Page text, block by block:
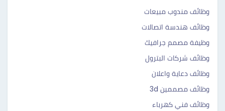
وظائف مندوب مبيعات
وظائف هندسة اتصالات
وظيفة مصمم جرافيك
وظائف شركات البترول
وظائف دعاية واعلان
وظائف مصممين 3d
وظائف فني كهرباء